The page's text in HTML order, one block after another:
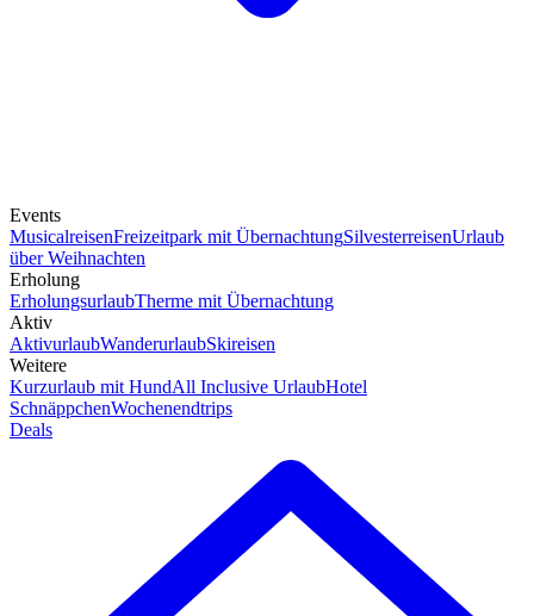
Events
MusicalreisenFreizeitpark mit ÜbernachtungSilvesterreisenUrlaub
über Weihnachten
Erholung
ErholungsurlaubTherme mit Übernachtung
Aktiv
AktivurlaubWanderurlaubSkireisen
Weitere
Kurzurlaub mit HundAll Inclusive UrlaubHotel
SchnäppchenWochenendtrips
Deals